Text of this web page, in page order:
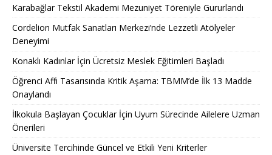
Karabağlar Tekstil Akademi Mezuniyet Töreniyle Gururlandı
Cordelion Mutfak Sanatları Merkezi’nde Lezzetli Atölyeler
Deneyimi
Konaklı Kadınlar İçin Ücretsiz Meslek Eğitimleri Başladı
Öğrenci Affı Tasarısında Kritik Aşama: TBMM’de İlk 13 Madde
Onaylandı
İlkokula Başlayan Çocuklar İçin Uyum Sürecinde Ailelere Uzman
Önerileri
Üniversite Tercihinde Güncel ve Etkili Yeni Kriterler